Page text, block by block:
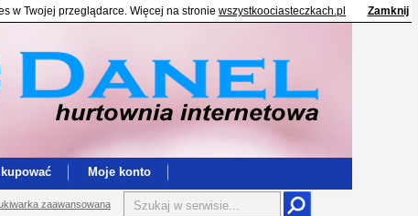
w Twojej przeglądarce. Więcej na stronie wszystkoociasteczkach.pl Zamknij
zaawansowana
Moje konto